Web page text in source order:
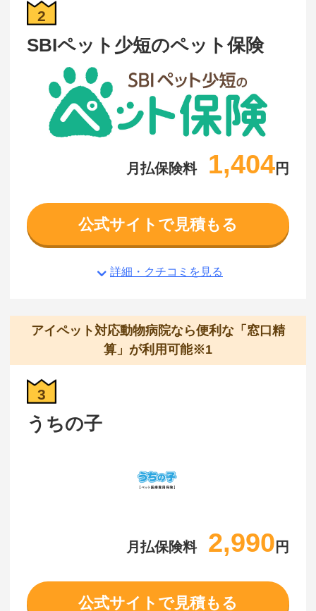
2
SBIペット少短のペット保険
月払保険料 1,404円
公式サイトで見積もる
詳細・クチコミを見る
アイペット対応動物病院なら便利な「窓口精
算」が利用可能※1
3
うちの子
月払保険料 2,990 円
公式サイトで見積もる